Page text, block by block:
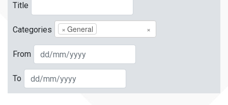
Title
Categories ×
× General
From
To